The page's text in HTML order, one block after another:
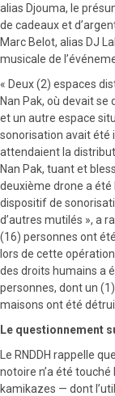
alias Djouma, le
de cadeaux et
Marc Belot, alias DJ
musicale de
« Deux (2) espaces
Nan Pak, où devait
et un autre espace
sonorisation avait été
attendaient la
Nan Pak, tuant et
deuxième drone a été
dispositif de
d’autres mutilés », a
(16) personnes ont
lors de cette
des droits humains a
personnes, dont un
maisons ont été
Le questionnement
Le RNDDH rappelle
notoire n’a été
kamikazes — dont